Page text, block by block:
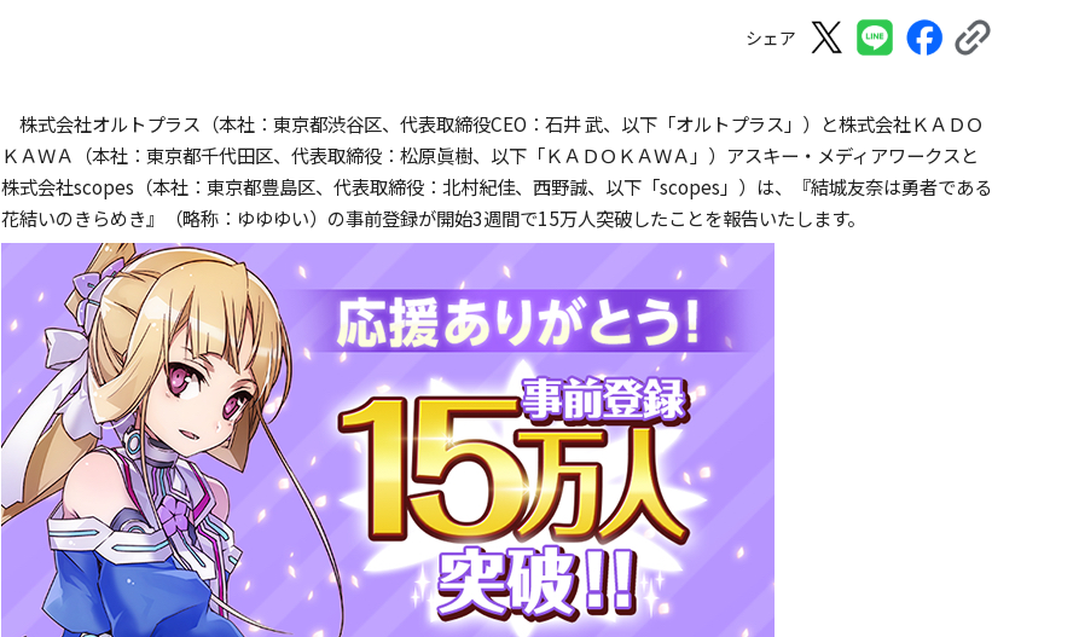
シェア
株式会社オルトプラス（本社：東京都渋谷区、代表取締役CEO ：石井 武、以下「オルトプラス」）と株式会社ＫＡＤＯ
ＫＡＷＡ（本社：東京都千代田区、代表取締役：松原眞樹、以下「ＫＡＤＯＫＡＷＡ」）アスキー・メディアワークスと
株式会社scopes （本社：東京都豊島区、代表取締役：北村紀佳、西野誠、以下「scopes 」）は、『結城友奈は勇者である
花結いのきらめき』（略称：ゆゆゆい）の事前登録が開始3週間で15万人突破したことを報告いたします。